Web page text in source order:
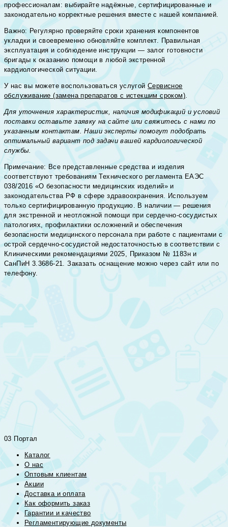
профессионалам: выбирайте надёжные, сертифицированные и
законодательно корректные решения вместе с нашей компанией.
Важно: Регулярно проверяйте сроки хранения компонентов
укладки и своевременно обновляйте комплект. Правильная
эксплуатация и соблюдение инструкции — залог готовности
бригады к оказанию помощи в любой экстренной
кардиологической ситуации.
У нас вы можете воспользоваться услугойСервисное
обслуживание (замена препаратов с истекшим сроком).
Для уточнения характеристик, наличия модификаций и условий
поставки оставьте заявку на сайте или свяжитесь с нами по
указанным контактам. Наши эксперты помогут подобрать
оптимальный вариант под задачи вашей кардиологической
службы.
Примечание: Все представленные средства и изделия
соответствуют требованиям Технического регламента ЕАЭС
038/2016 «О безопасности медицинских изделий» и
законодательства РФ в сфере здравоохранения. Используем
только сертифицированную продукцию. В наличии — решения
для экстренной и неотложной помощи при сердечно-сосудистых
патологиях, профилактики осложнений и обеспечения
безопасности медицинского персонала при работе с пациентами с
острой сердечно-сосудистой недостаточностью в соответствии с
Клиническими рекомендациями 2025, Приказом № 1183н и
СанПиН 3.3686-21. Заказать оснащение можно через сайт или по
телефону.
03 Портал
Каталог
О нас
Оптовым клиентам
Акции
Доставка и оплата
Как оформить заказ
Гарантии и качество
Регламентирующие документы